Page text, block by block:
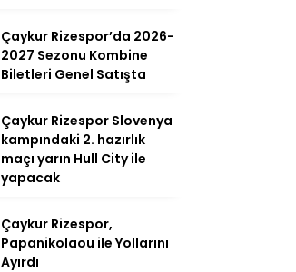
Çaykur Rizespor’da 2026-
2027 Sezonu Kombine
Biletleri Genel Satışta
Çaykur Rizespor Slovenya
kampındaki 2. hazırlık
maçı yarın Hull City ile
yapacak
Çaykur Rizespor,
Papanikolaou ile Yollarını
Ayırdı